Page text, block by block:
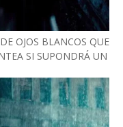
OJOS BLANCOS QUE
SI SUPONDRÁ UN